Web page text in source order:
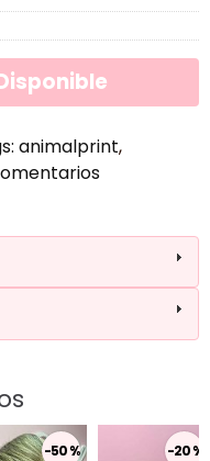
animalprint
-50 % -20 %